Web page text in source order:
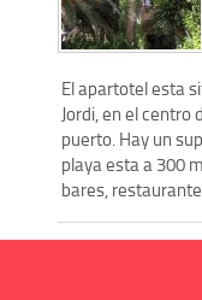
El apartotel esta
Jordi, en el centro
puerto. Hay un
playa esta a 300
bares,